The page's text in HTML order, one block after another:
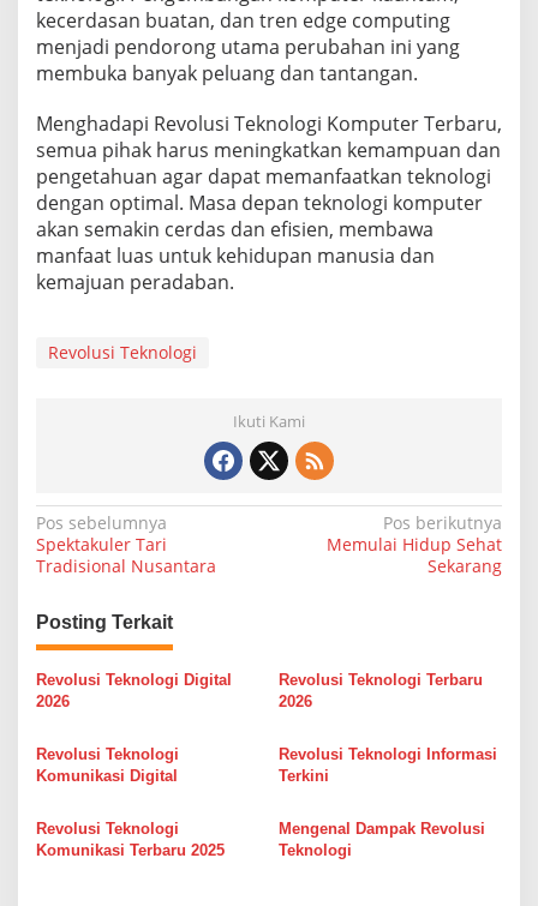
kecerdasan buatan, dan tren edge computing
menjadi pendorong utama perubahan ini yang
membuka banyak peluang dan tantangan.
Menghadapi Revolusi Teknologi Komputer Terbaru,
semua pihak harus meningkatkan kemampuan dan
pengetahuan agar dapat memanfaatkan teknologi
dengan optimal. Masa depan teknologi komputer
akan semakin cerdas dan efisien, membawa
manfaat luas untuk kehidupan manusia dan
kemajuan peradaban.
Revolusi Teknologi
Ikuti Kami
N
a
i
a
i
o
s
Pos sebelumnya
Spektakuler Tari
Tradisional Nusantara
Pos berikutnya
Memulai Hidup Sehat
Sekarang
Posting Terkait
Revolusi Teknologi Digital
2026
Revolusi Teknologi Terbaru
2026
Revolusi Teknologi
Komunikasi Digital
Revolusi Teknologi Informasi
Terkini
Revolusi Teknologi
Komunikasi Terbaru 2025
Mengenal Dampak Revolusi
Teknologi